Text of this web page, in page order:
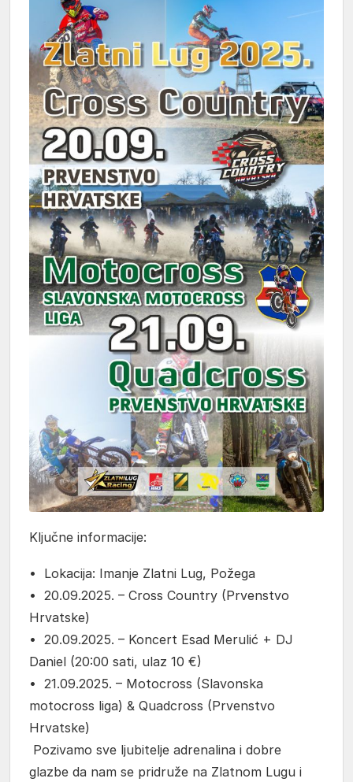
Ključne informacije:
• Lokacija: Imanje Zlatni Lug, Požega
• 20.09.2025. – Cross Country (Prvenstvo
Hrvatske)
• 20.09.2025. – Koncert Esad Merulić + DJ
Daniel (20:00 sati, ulaz 10 €)
• 21.09.2025. – Motocross (Slavonska
motocross liga) & Quadcross (Prvenstvo
Hrvatske)
Pozivamo sve ljubitelje adrenalina i dobre
glazbe da nam se pridruže na Zlatnom Lugu i